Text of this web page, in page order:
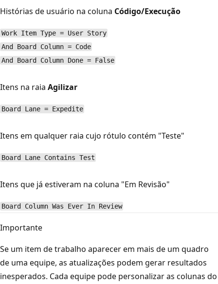
Histórias de usuário na coluna Código/Execução
Work Item Type = User Story
And Board Column = Code
And Board Column Done = False
Itens na raia Agilizar
Board Lane = Expedite
Itens em qualquer raia cujo rótulo contém "Teste"
Board Lane Contains Test
Itens que já estiveram na coluna "Em Revisão"
Board Column Was Ever In Review
Importante
Se um item de trabalho aparecer em mais de um quadro
de uma equipe, as atualizações podem gerar resultados
inesperados. Cada equipe pode personalizar as colunas do